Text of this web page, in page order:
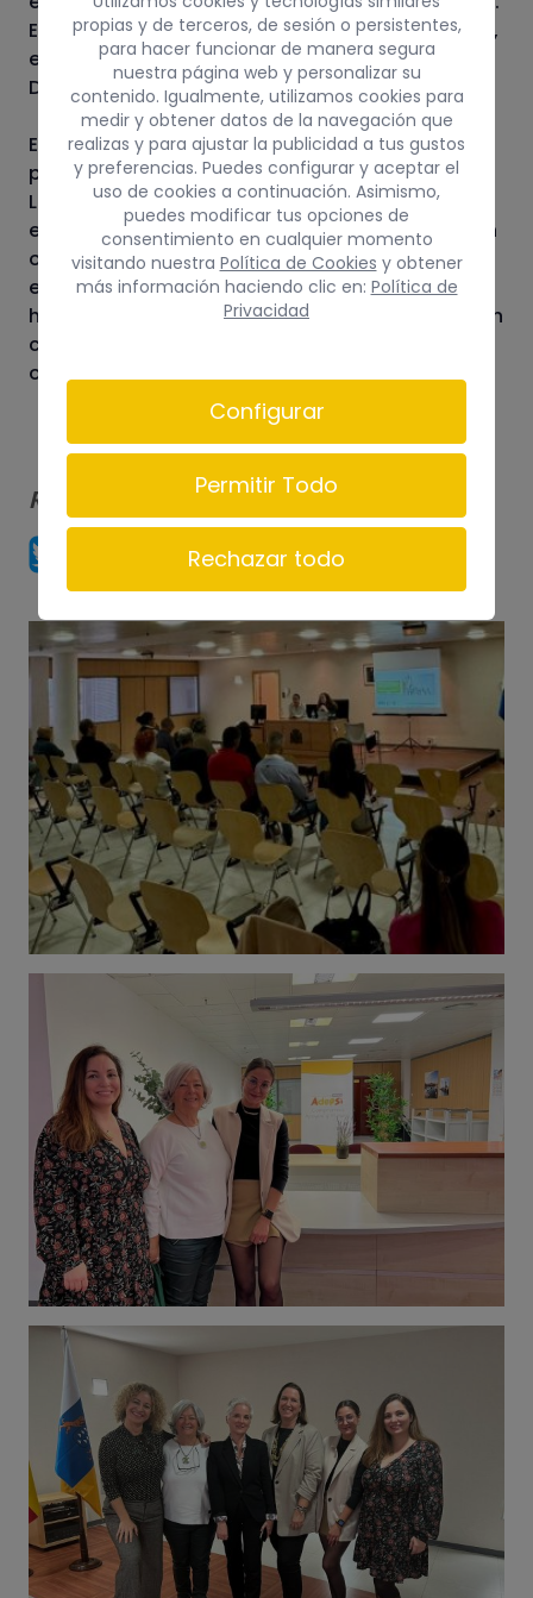
Estaremos en el edificio judicial, concretamente,
en el mostrador habilitado junto al Juzgado
Decano.
Estamos convencidas que esta iniciativa
posicionará al partido judicial de Arrecife, a
Lanzarote y a Canarias a un nivel de excelencia
en la calidad de la Justicia, y que se replicará en
otros territorios de nuestra Comunidad. Nos
estamos asomando a una realidad que avanza
hacia una sociedad que no deja a nadie atrás en
cuanto a derechos. Debemos estar
orgullosos/as de ello.
Redes Sociales :
propias y de terceros, de sesión o persistentes,
para hacer funcionar de manera segura
nuestra página web y personalizar su
contenido. Igualmente, utilizamos cookies para
medir y obtener datos de la navegación que
realizas y para ajustar la publicidad a tus gustos
y preferencias. Puedes configurar y aceptar el
uso de cookies a continuación. Asimismo,
puedes modificar tus opciones de
consentimiento en cualquier momento
visitando nuestra Política de Cookies y obtener
más información haciendo clic en: Política de
Privacidad
Configurar
Permitir Todo
Rechazar todo